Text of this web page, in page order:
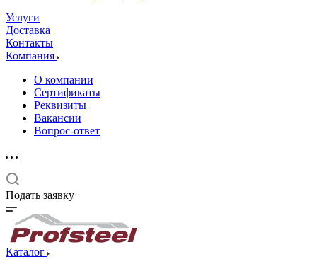
Услуги
Доставка
Контакты
Компания
О компании
Сертификаты
Реквизиты
Вакансии
Вопрос-ответ
Подать заявку
Каталог